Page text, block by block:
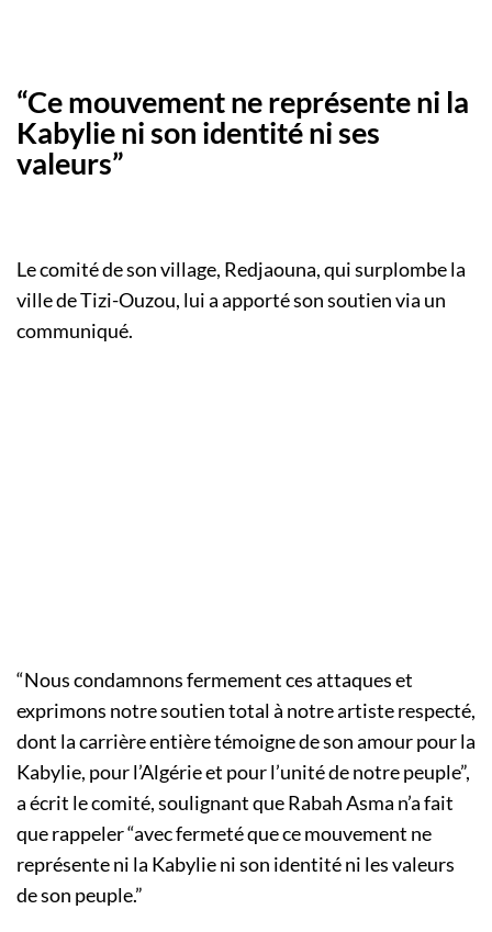
“Ce mouvement ne représente ni la
Kabylie ni son identité ni ses
valeurs”
Le comité de son village, Redjaouna, qui surplombe la
ville de Tizi-Ouzou, lui a apporté son soutien via un
communiqué.
“Nous condamnons fermement ces attaques et
exprimons notre soutien total à notre artiste respecté,
dont la carrière entière témoigne de son amour pour la
Kabylie, pour l’Algérie et pour l’unité de notre peuple”,
a écrit le comité, soulignant que Rabah Asma n’a fait
que rappeler “avec fermeté que ce mouvement ne
représente ni la Kabylie ni son identité ni les valeurs
de son peuple.”